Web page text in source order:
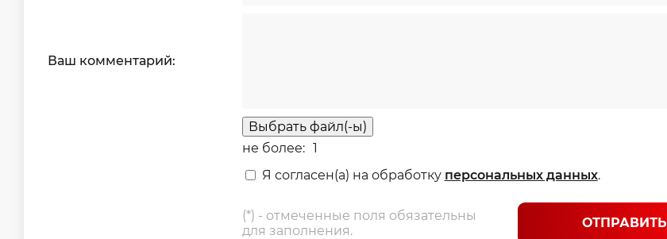
Ваш комментарий:
Выбрать файл(-ы)
не более: 1
Я согласен(а) на обработку персональных данных.
(*) - отмеченные поля обязательны
для заполнения.
ОТПРАВИТЬ